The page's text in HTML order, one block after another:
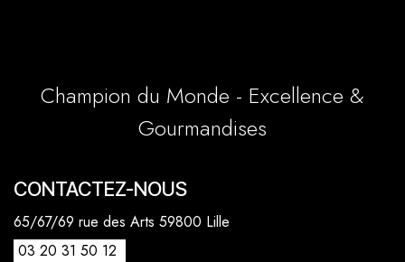
CONTACTEZ-NOUS
65/67/69 rue des Arts 59800 Lille
03 20 31 50 12
Champion du Monde - Excellence &
Gourmandises